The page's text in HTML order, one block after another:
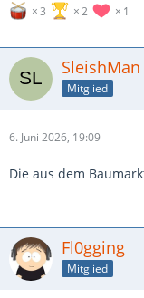
3 2 1
SleishMan
Mitglied
6. Juni 2026, 19:09
Die aus dem
Fl0gging
Mitglied